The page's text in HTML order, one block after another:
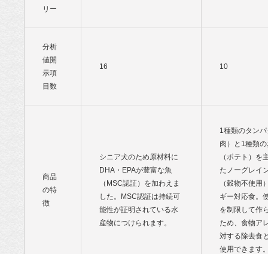
リー
分析
値開
示項
目数
16 10
商品
の特
徴
シニア犬のため原材料に
DHA・EPAが豊富な魚
（MSC認証）を加わえま
した。MSC認証は持続可
能性が証明されている水
産物につけられます。
1種類のタン
肉）と1種類
（ポテト）を
たノーグレイ
（穀物不使用
ギー対応食。
を制限して作
ため、食物ア
対する除去食
使用できます